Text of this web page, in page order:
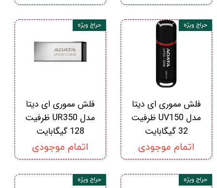
فلش مموری ای دیتا
مدل UV150 ظرفیت
32 گیگابایت
اتمام موجودی
حراج ویژه
فلش مموری ای دیتا
مدل UR350 ظرفیت
128 گیگابایت
اتمام موجودی
حراج ویژه
حراج ویژه حراج ویژه